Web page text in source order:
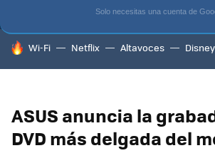
CONTENIDOS SMART TV
HOY SE HABLA DE
Wi-Fi Netflix Altavoces
ASUS anuncia la
DVD más delgada del
Solo necesitas una cuenta de